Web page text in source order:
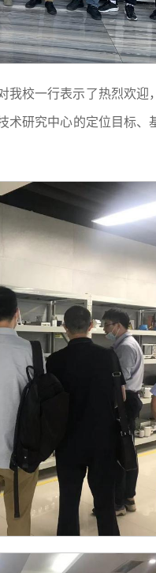
校一行表示了热烈欢迎
研究中心的定位目标、